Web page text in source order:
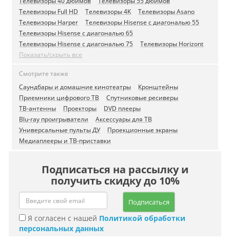
Телевизоры Full HD
Телевизоры 4K
Телевизоры Asano
Телевизоры Harper
Телевизоры Hisense c диагональю 55
Телевизоры Hisense c диагональю 65
Телевизоры Hisense c диагональю 75
Телевизоры Horizont
Показать/скрыть все
Смотрите также
Саундбары и домашние кинотеатры
Кронштейны
Приемники цифрового ТВ
Спутниковые ресиверы
ТВ-антенны
Проекторы
DVD плееры
Blu-ray проигрыватели
Аксессуары для ТВ
Универсальные пульты ДУ
Проекционные экраны
Медиаплееры и ТВ-приставки
Подписаться на рассылку и
получить скидку до 10%
Подписаться
Я согласен с нашей Политикой обработки
персональных данных